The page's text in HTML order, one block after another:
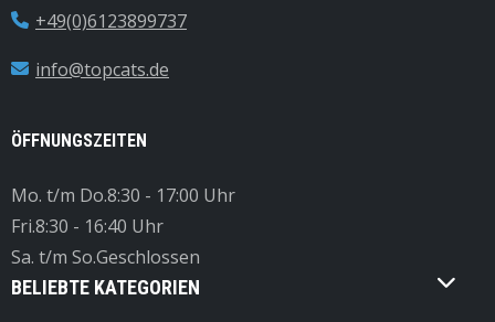
+49(0)6123899737
info@topcats.de
ÖFFNUNGSZEITEN
Mo. t/m Do.8:30 - 17:00 Uhr
Fri.8:30 - 16:40 Uhr
Sa. t/m So.Geschlossen
BELIEBTE KATEGORIEN